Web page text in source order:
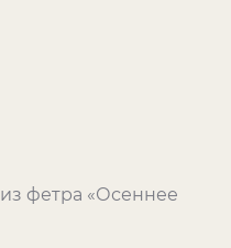
фетра «Осеннее